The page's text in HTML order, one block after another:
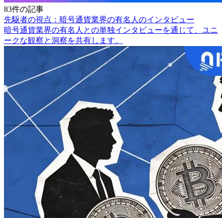
83件の記事
先駆者の視点：暗号通貨業界の有名人のインタビュー
暗号通貨業界の有名人との単独インタビューを通じて、ユニ
ークな観察と洞察を共有します。